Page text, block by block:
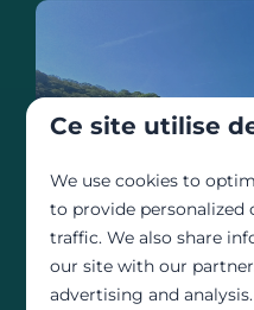
Ce site utilise
We use cookies to
to provide personalized
traffic. We also share
our site with our
advertising and